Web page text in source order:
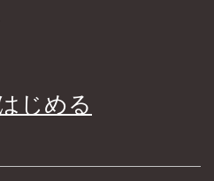
じめる